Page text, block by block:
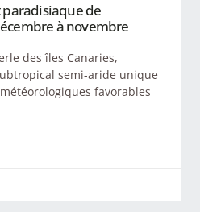
paradisiaque de
à novembre
des îles Canaries,
semi-aride unique
favorables